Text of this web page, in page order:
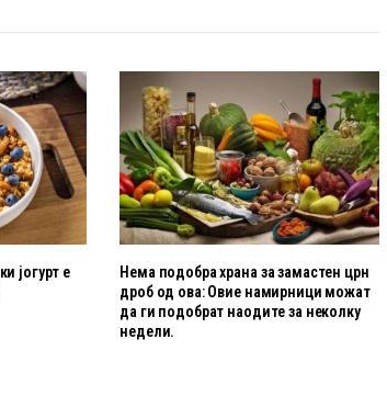
јогурт е
Нема подобра храна за замастен црн
дроб од ова: Овие намирници можат
да ги подобрат наодите за неколку
недели.